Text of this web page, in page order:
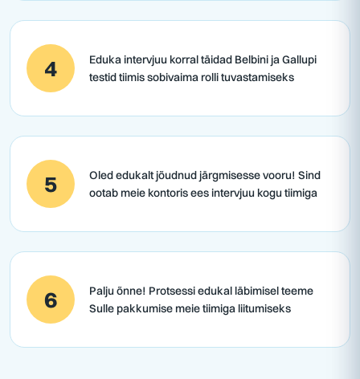
4
Eduka intervjuu korral täidad Belbini ja Gallupi
testid tiimis sobivaima rolli tuvastamiseks
5
Oled edukalt jõudnud järgmisesse vooru! Sind
ootab meie kontoris ees intervjuu kogu tiimiga
6
Palju õnne! Protsessi edukal läbimisel teeme
Sulle pakkumise meie tiimiga liitumiseks